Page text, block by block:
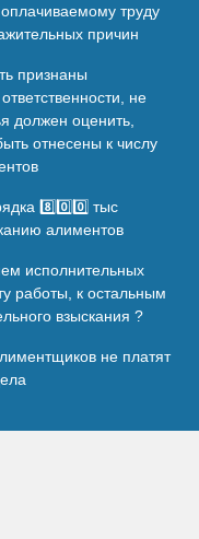
труду
причин
признаны
не
должен оценить,
отнесены к числу
8️⃣0️⃣0️⃣ тыс
алиментов
исполнительных
работы, к остальным
взыскания ?
не платят